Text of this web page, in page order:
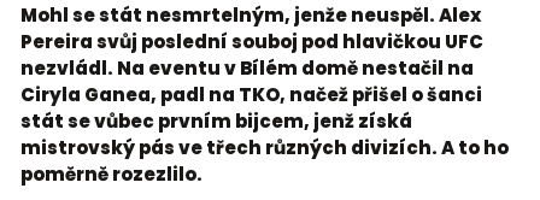
Mohl se stát nesmrtelným, jenže neuspěl. Alex
Pereira svůj poslední souboj pod hlavičkou UFC
nezvládl. Na eventu v Bílém domě nestačil na
Ciryla Ganea, padl na TKO, načež přišel o šanci
stát se vůbec prvním bijcem, jenž získá
mistrovský pás ve třech různých divizích. A to ho
poměrně rozezlilo.